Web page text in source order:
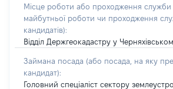
Місце роботи або проходження служби
майбутньої роботи чи проходження
кандидатів):
Відділ Держгеокадастру у
Займана посада (або посада, на яку
кандидат):
Головний спеціаліст сектору